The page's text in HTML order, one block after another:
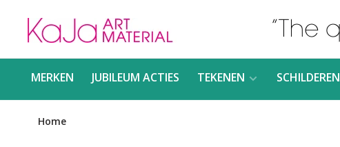
MERKEN JUBILEUM ACTIES TEKENEN SCHILDEREN
Home